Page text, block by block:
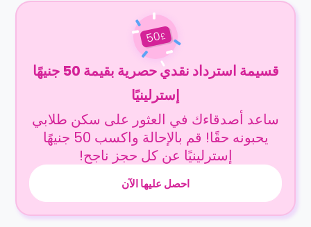
£
50
قسيمة استرداد نقدي حصرية بقيمة 50 جنيهًا
إسترلينيًا
ساعد أصدقاءك في العثور على سكن طلابي
يحبونه حقًا! قم بالإحالة واكسب 50 جنيهًا
إسترلينيًا عن كل حجز ناجح!
احصل عليها الآن